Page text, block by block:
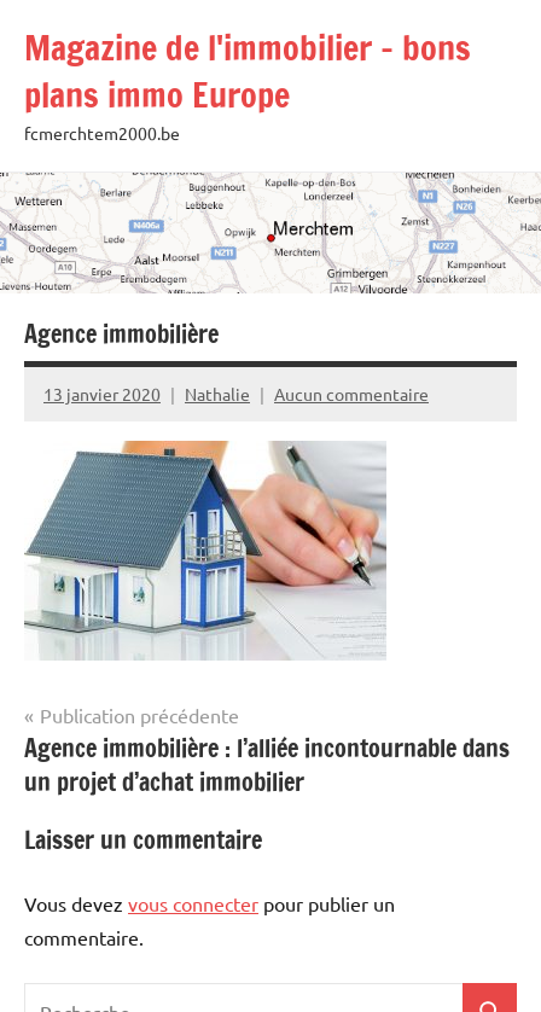
contenu
Magazine de l'immobilier – bons
plans immo Europe
fcmerchtem2000.be
Agence immobilière
13 janvier 2020 Nathalie Aucun commentaire
Navigation
de
l’article
Publication précédente
Agence immobilière : l’alliée incontournable dans
un projet d’achat immobilier
Laisser un commentaire
Vous devez vous connecter pour publier un
commentaire.